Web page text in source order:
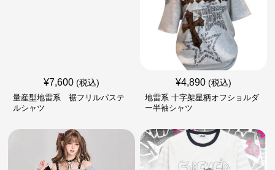
¥7,600 (税込)
量産型地雷系 裾フリルパステ
ルシャツ
¥4,890 (税込)
地雷系 十字架星柄オフショルダ
ー半袖シャツ